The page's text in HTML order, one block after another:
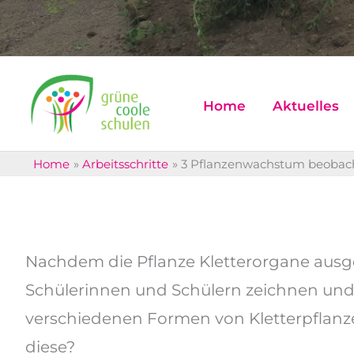
Home Aktuelles
Home Arbeitsschritte 3 Pflanzenwachstum
Nachdem die Pflanze Kletterorgane
Schülerinnen und Schülern zeichnen
verschiedenen Formen von
diese?